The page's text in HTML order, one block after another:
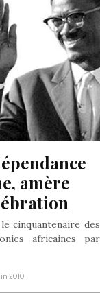
amère
cinquantenaire des
africaines par
2010